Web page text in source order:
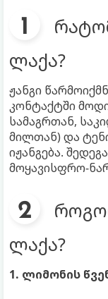
ლაქა?
ჟანგი
კონტაქტში
სამაგრთან,
მილთან) და
იჟანგება.
მოყავისფრო-
ლაქა?
1. ლიმონის